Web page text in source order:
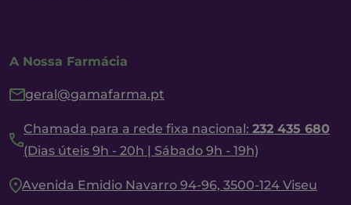
A Nossa Farmácia
geral@gamafarma.pt
Chamada para a rede fixa nacional: 232 435 680
(Dias úteis 9h - 20h | Sábado 9h - 19h)
Avenida Emidio Navarro 94-96, 3500-124 Viseu